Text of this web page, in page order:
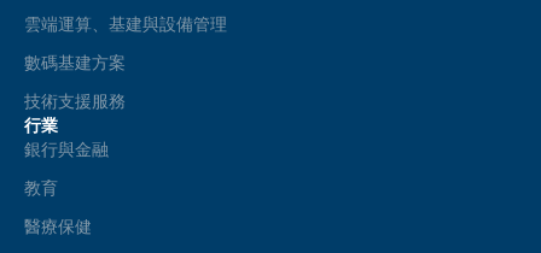
雲端運算、基建與設備管理
數碼基建方案
技術支援服務
行業
銀行與金融
教育
醫療保健